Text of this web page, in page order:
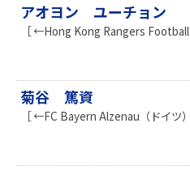
アオヨン ユーチョン
［ ←Hong Kong Rangers Football
菊谷 篤資
［ ←FC Bayern Alzenau（ドイツ）